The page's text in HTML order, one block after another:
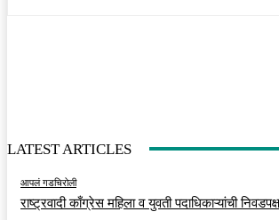
LATEST ARTICLES
आपलं गडचिरोली
राष्ट्रवादी काँग्रेस महिला व युवती पदाधिकाऱ्यांची